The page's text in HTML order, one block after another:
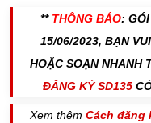
** THÔNG BÁO:
15/06/2023, BẠN
HOẶC SOẠN NHANH
ĐĂNG KÝ SD135
Xem thêm Cách đăng